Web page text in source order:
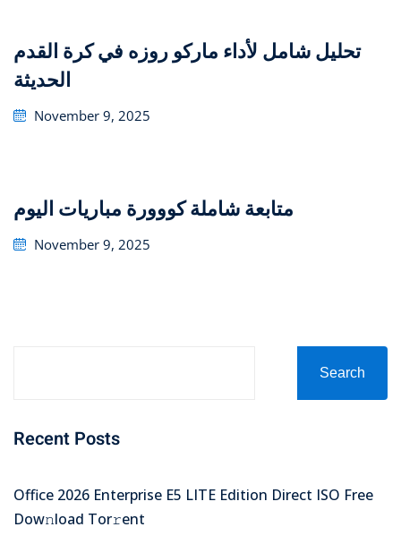
تحليل شامل لأداء ماركو روزه في كرة القدم
الحديثة
Posted
November 9, 2025
متابعة شاملة كووورة مباريات اليوم
Posted
November 9, 2025
Search
Recent Posts
Office 2026 Enterprise E5 LITE Edition Direct ISO Frее
Dow𝚗load Tоr𝚛ent